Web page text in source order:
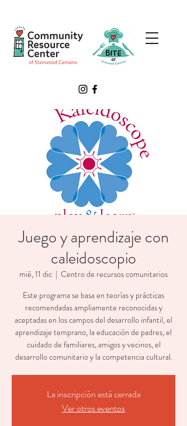
Juego y aprendizaje con
caleidoscopio
mié, 11 dic
  |
Centro de recursos comunitarios
Este programa se basa en teorías y prácticas
recomendadas ampliamente reconocidas y
aceptadas en los campos del desarrollo infantil, el
aprendizaje temprano, la educación de padres, el
cuidado de familiares, amigos y vecinos, el
desarrollo comunitario y la competencia cultural.
La inscripción está cerrada
Ver otros eventos